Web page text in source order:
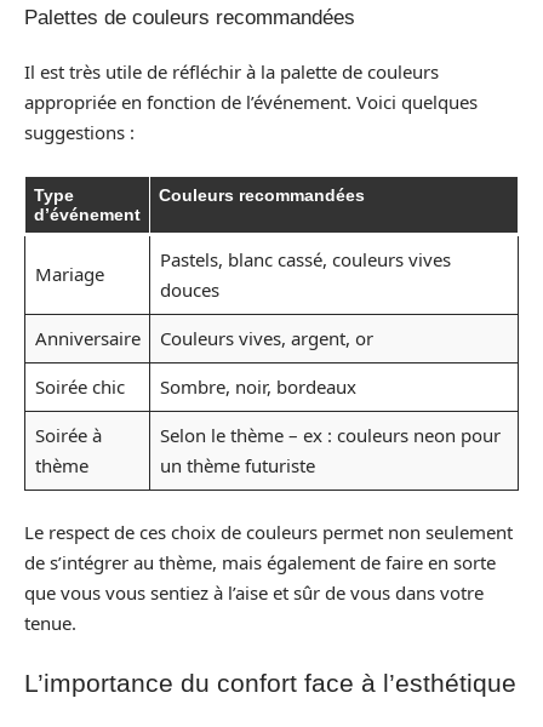
Palettes de couleurs recommandées
Il est très utile de réfléchir à la palette de couleurs
appropriée en fonction de l’événement. Voici quelques
suggestions :
Type
d’événement
Couleurs recommandées
Mariage
Pastels, blanc cassé, couleurs vives
douces
Anniversaire
Couleurs vives, argent, or
Soirée chic
Sombre, noir, bordeaux
Soirée à
thème
Selon le thème – ex : couleurs neon pour
un thème futuriste
Le respect de ces choix de couleurs permet non seulement
de s’intégrer au thème, mais également de faire en sorte
que vous vous sentiez à l’aise et sûr de vous dans votre
tenue.
L’importance du confort face à l’esthétique